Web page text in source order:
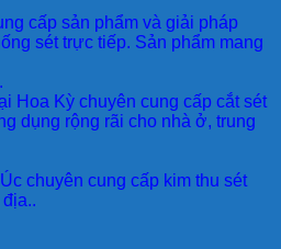
cấp sản phẩm và giải pháp
sét trực tiếp. Sản phẩm mang
Hoa Kỳ chuyên cung cấp cắt sét
dụng rộng rãi cho nhà ở, trung
chuyên cung cấp kim thu sét